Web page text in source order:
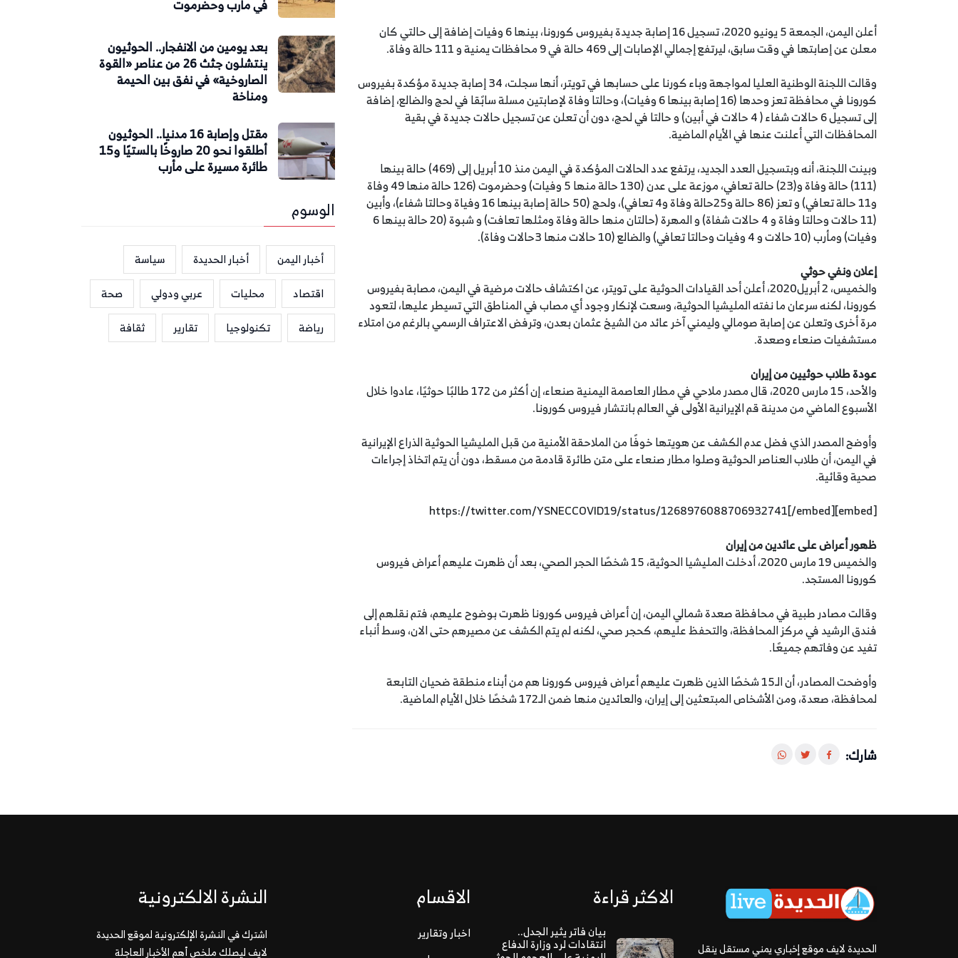
أعلن اليمن، الجمعة 5 يونيو 2020، تسجيل 16 إصابة جديدة بفيروس كورونا، بينها 6 وفيات إضافة إلى حالتي كان
معلن عن إصابتها في وقت سابق، ليرتفع إجمالي الإصابات إلى 469 حالة في 9 محافظات يمنية و 111 حالة وفاة.
وقالت اللجنة الوطنية العليا لمواجهة وباء كورنا على حسابها في تويتر، أنها سجلت، 34 إصابة جديدة مؤكدة بفيروس
كورونا في محافظة تعز وحدها (16 إصابة بينها 6 وفيات)، وحالتا وفاة لإصابتين مسلة سابًقا في لحج والضالع، إضافة
إلى تسجيل 6 حالات شفاء ( 4 حالات في أبين) و حالتا في لحج، دون أن تعلن عن تسجيل حالات جديدة في بقية
المحافظات التي أعلنت عنها في الأيام الماضية.
وبينت اللجنة، أنه وبتسجيل العدد الجديد، يرتفع عدد الحالات المؤكدة في اليمن منذ 10 أبريل إلى (469) حالة بينها
(111) حالة وفاة و(23) حالة تعافي، موزعة على عدن (130 حالة منها 5 وفيات) وحضرموت (126 حالة منها 49 وفاة
و11 حالة تعافي) و تعز (86 حالة و25حالة وفاة و4 تعافي)، ولحج (50 حالة إصابة بينها 16 وفياة وحالتا شفاء)، وأبين
(11 حالات وحالتا وفاة و 4 حالات شفاة) و المهرة (حالتان منها حالة وفاة ومثلها تعافت) و شبوة (20 حالة بينها 6
وفيات) ومأرب (10 حالات و 4 وفيات وحالتا تعافي) والضالع (10 حالات منها 3حالات وفاة).
إعلان ونفي حوثي
والخميس، 2 أبريل2020، أعلن أحد القيادات الحوثية على تويتر، عن اكتشاف حالات مرضية في اليمن، مصابة بفيروس
كورونا، لكنه سرعان ما نفته المليشيا الحوثية، وسعت لإنكار وجود أي مصاب في المناطق التي تسيطر عليها، لتعود
مرة أخرى وتعلن عن إصابة صومالي وليمني آخر عائد من الشيخ عثمان بعدن، وترفض الاعتراف الرسمي بالرغم من امتلاء
مستشفيات صنعاء وصعدة.
عودة طلاب حوثيين من إيران
والأحد، 15 مارس 2020، قال مصدر ملاحي في مطار العاصمة اليمنية صنعاء، إن أكثر من 172 طالبًا حوثيًا، عادوا خلال
الأسبوع الماضي من مدينة قم الإيرانية الأولى في العالم بانتشار فيروس كورونا.
وأوضح المصدر الذي فضل عدم الكشف عن هويتها خوفًا من الملاحقة الأمنية من قبل المليشيا الحوثية الذراع الإيرانية
في اليمن، أن طلاب العناصر الحوثية وصلوا مطار صنعاء على متن طائرة قادمة من مسقط، دون أن يتم اتخاذ إجراءات
صحية وقائية.
[embed]https://twitter.com/YSNECCOVID19/status/1268976088706932741[/embed]
ظهور أعراض على عائدين من إيران
والخميس 19 مارس 2020، أدخلت المليشيا الحوثية، 15 شخصًا الحجر الصحي، بعد أن ظهرت عليهم أعراض فيروس
كورونا المستجد.
وقالت مصادر طبية في محافظة صعدة شمالي اليمن، إن أعراض فيروس كورونا ظهرت بوضوح عليهم، فتم نقلهم إلى
فندق الرشيد في مركز المحافظة، والتحفظ عليهم، كحجر صحي، لكنه لم يتم الكشف عن مصيرهم حتى الان، وسط أنباء
تفيد عن وفاتهم جميعًا.
وأوضحت المصادر، أن الـ15 شخصًا الذين ظهرت عليهم أعراض فيروس كورونا هم من أبناء منطقة ضحيان التابعة
لمحافظة، صعدة، ومن الأشخاص المبتعثين إلى إيران، والعائدين منها ضمن الـ172 شخصًا خلال الأيام الماضية.
شارك:
في مأرب وحضرموت
بعد يومين من الانفجار.. الحوثيون
ينتشلون جثث 26 من عناصر «القوة
الصاروخية» في نفق بين الحيمة
ومناخة
مقتل وإصابة 16 مدنيا.. الحوثيون
أطلقوا نحو 20 صاروخًا بالستيًا و15
طائرة مسيرة على مأرب
الوسوم
أخبار اليمن أخبار الحديدة
سياسة
اقتصاد
محليات عربي ودولي
صحة
رياضة
تكنولوجيا تقارير ثقافة
الحديدة لايف موقع إخباري يمني مستقل ينقل
الاكثر قراءة
بيان فاتر يثير الجدل..
انتقادات لرد وزارة الدفاع
الاقسام
اخبار وتقارير
النشرة الالكترونية
اشترك في النشرة الإلكترونية لموقع الحديدة
لايف ليصلك ملخص أهم الأخبار العاجلة